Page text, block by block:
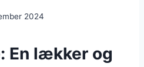
2024
En lækker og